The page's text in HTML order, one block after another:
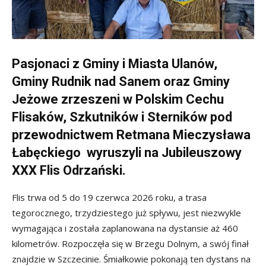
Pasjonaci z Gminy i Miasta Ulanów,
Gminy Rudnik nad Sanem oraz Gminy
Jeżowe zrzeszeni w Polskim Cechu
Flisaków, Szkutników i Sterników pod
przewodnictwem Retmana Mieczysława
Łabęckiego wyruszyli na Jubileuszowy
XXX Flis Odrzański.
Flis trwa od 5 do 19 czerwca 2026 roku, a trasa
tegorocznego, trzydziestego już spływu, jest niezwykle
wymagająca i została zaplanowana na dystansie aż 460
kilometrów. Rozpoczęła się w Brzegu Dolnym, a swój finał
znajdzie w Szczecinie. Śmiałkowie pokonają ten dystans na